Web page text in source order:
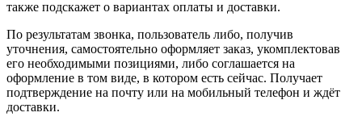
также подскажет о вариантах оплаты и доставки.
По результатам звонка, пользователь либо, получив
уточнения, самостоятельно оформляет заказ, укомплектовав
его необходимыми позициями, либо соглашается на
оформление в том виде, в котором есть сейчас. Получает
подтверждение на почту или на мобильный телефон и ждёт
доставки.